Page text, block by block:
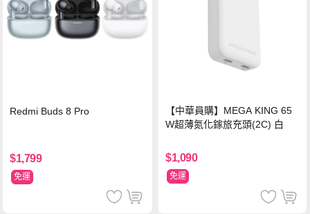
Redmi Buds 8 Pro
$1,799
免運
【中華員購】MEGA KING 65
W超薄氮化鎵旅充頭(2C) 白
$1,090
免運